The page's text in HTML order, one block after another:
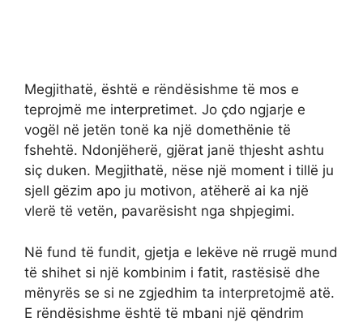
Megjithatë, është e rëndësishme të mos e
teprojmë me interpretimet. Jo çdo ngjarje e
vogël në jetën tonë ka një domethënie të
fshehtë. Ndonjëherë, gjërat janë thjesht ashtu
siç duken. Megjithatë, nëse një moment i tillë ju
sjell gëzim apo ju motivon, atëherë ai ka një
vlerë të vetën, pavarësisht nga shpjegimi.
Në fund të fundit, gjetja e lekëve në rrugë mund
të shihet si një kombinim i fatit, rastësisë dhe
mënyrës se si ne zgjedhim ta interpretojmë atë.
E rëndësishme është të mbani një qëndrim